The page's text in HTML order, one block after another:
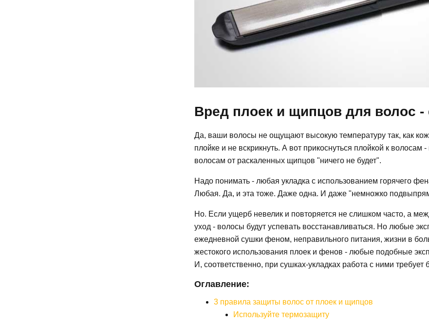
Вред плоек и щипцов для волос -
Да, ваши волосы не ощущают высокую температуру так, как
плойке и не вскрикнуть. А вот прикоснуться плойкой к волосам
волосам от раскаленных щипцов "ничего не будет".
Надо понимать - любая укладка с использованием горячего
Любая. Да, и эта тоже. Даже одна. И даже "немножко
Но. Если ущерб невелик и повторяется не слишком часто, а
уход - волосы будут успевать восстанавливаться. Но любые
ежедневной сушки феном, неправильного питания, жизни в
жестокого использования плоек и фенов - любые подобные
И, соответственно, при сушках-укладках работа с ними
Оглавление:
3 правила защиты волос от плоек и щипцов
Используйте термозащиту